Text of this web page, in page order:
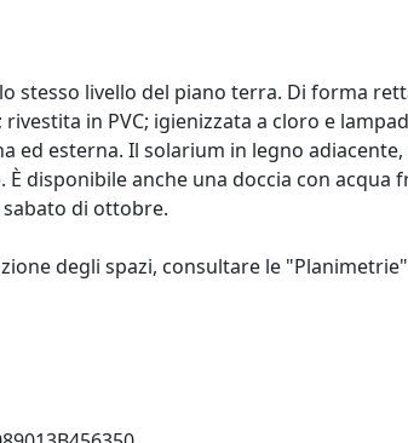
stesso livello del piano terra. Di forma
in PVC; igienizzata a cloro e
esterna. Il solarium in legno adiacente,
disponibile anche una doccia con acqua
di ottobre.
degli spazi, consultare le "Planimetrie"